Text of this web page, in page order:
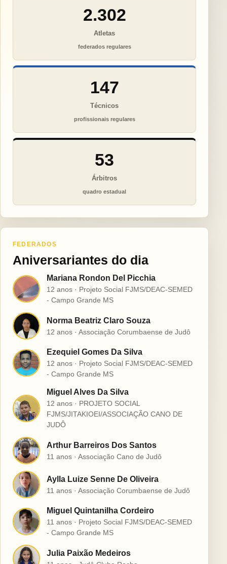
2.302
Atletas
federados regulares
147
Técnicos
profissionais regulares
53
Árbitros
quadro estadual
FEDERADOS
Aniversariantes do dia
M
Mariana Rondon Del Picchia
12 anos · Projeto Social FJMS/DEAC-SEMED
- Campo Grande MS
N Norma Beatriz Claro Souza
12 anos · Associação Corumbaense de Judô
E
Ezequiel Gomes Da Silva
12 anos · Projeto Social FJMS/DEAC-SEMED
- Campo Grande MS
M
Miguel Alves Da Silva
12 anos · PROJETO SOCIAL
FJMS/JITAKIOEI/ASSOCIAÇÃO CANO DE
JUDÔ
A Arthur Barreiros Dos Santos
11 anos · Associação Cano de Judô
A Aylla Luize Senne De Oliveira
11 anos · Associação Corumbaense de Judô
M
Miguel Quintanilha Cordeiro
11 anos · Projeto Social FJMS/DEAC-SEMED
- Campo Grande MS
J Julia Paixão Medeiros